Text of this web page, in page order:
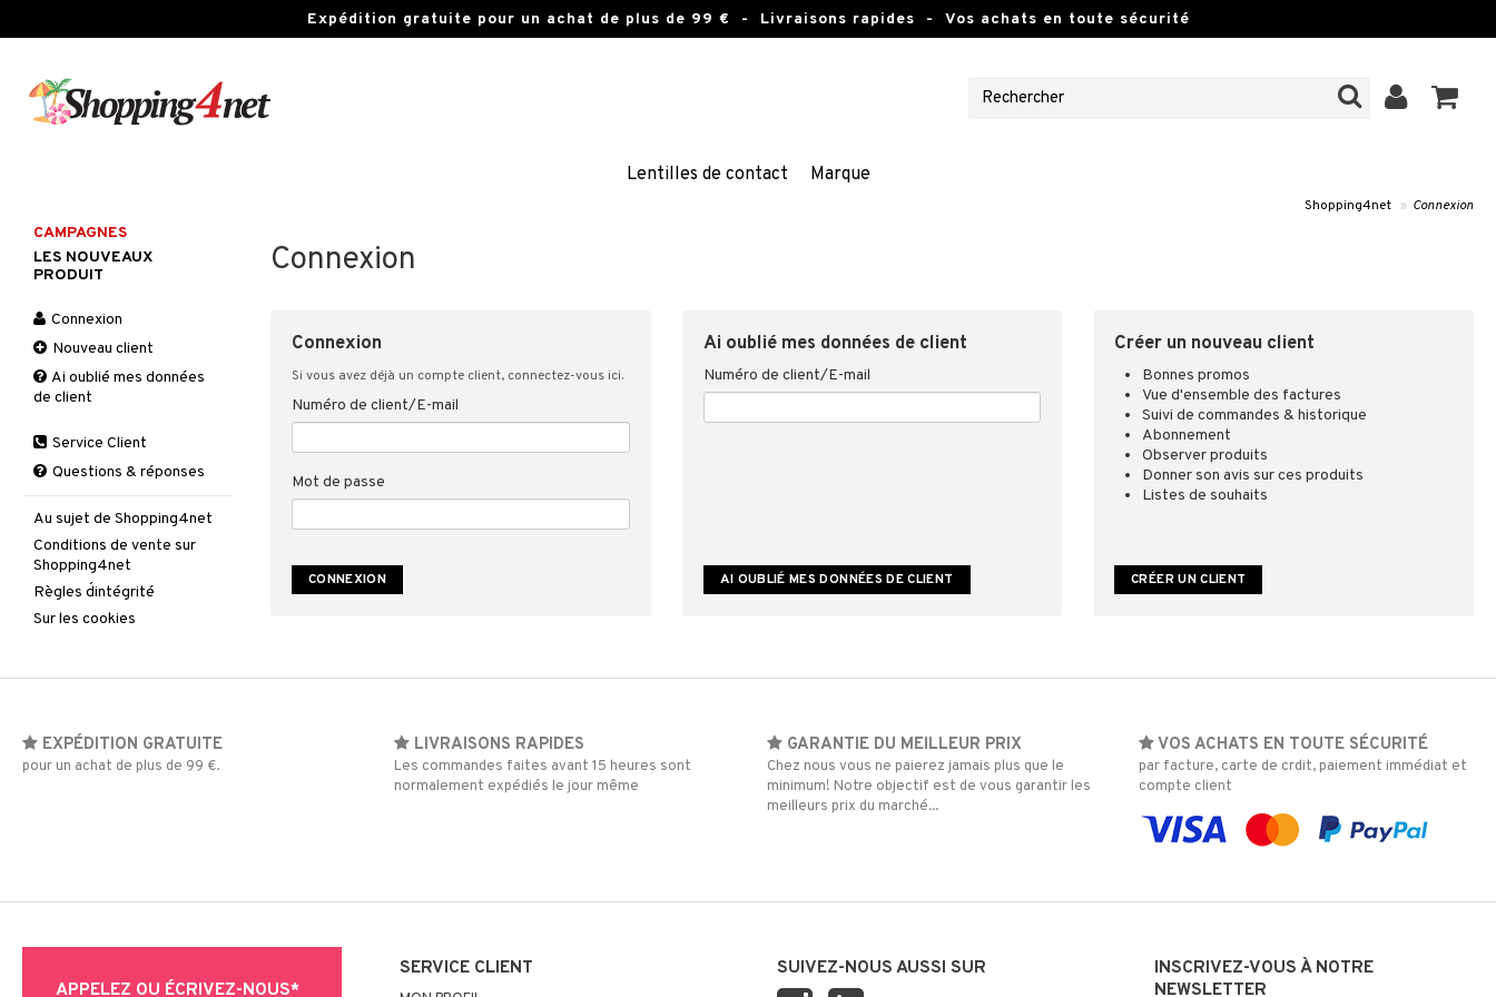
Expédition gratuite pour un achat de plus de 99 € - Livraisons rapides - Vos achats en toute sécurité
Lentilles de contact Marque
Shopping4net » Connexion
Connexion
Connexion
Si vous avez déjà un compte client, connectez-vous ici.
Numéro de client/E-mail
Mot de passe
Ai oublié mes données de client
Numéro de client/E-mail
Créer un nouveau client
Bonnes promos
Vue d'ensemble des factures
Suivi de commandes & historique
Abonnement
Observer produits
Donner son avis sur ces produits
Listes de souhaits
CRÉER UN CLIENT
CAMPAGNES
LES NOUVEAUX
PRODUIT
Connexion
Nouveau client
Ai oublié mes données
de client
Service Client
Questions & réponses
Au sujet de Shopping4net
Conditions de vente sur
Shopping4net
Règles d´intégrité
Sur les cookies
EXPÉDITION GRATUITE
pour un achat de plus de 99 €.
LIVRAISONS RAPIDES
Les commandes faites avant 15 heures sont
normalement expédiés le jour même
GARANTIE DU MEILLEUR PRIX
Chez nous vous ne paierez jamais plus que le
minimum! Notre objectif est de vous garantir les
meilleurs prix du marché...
VOS ACHATS EN TOUTE SÉCURITÉ
par facture, carte de crdit, paiement immédiat et
compte client
APPELEZ OU ÉCRIVEZ-NOUS*
SERVICE CLIENT SUIVEZ-NOUS AUSSI SUR
INSCRIVEZ-VOUS À NOTRE
NEWSLETTER